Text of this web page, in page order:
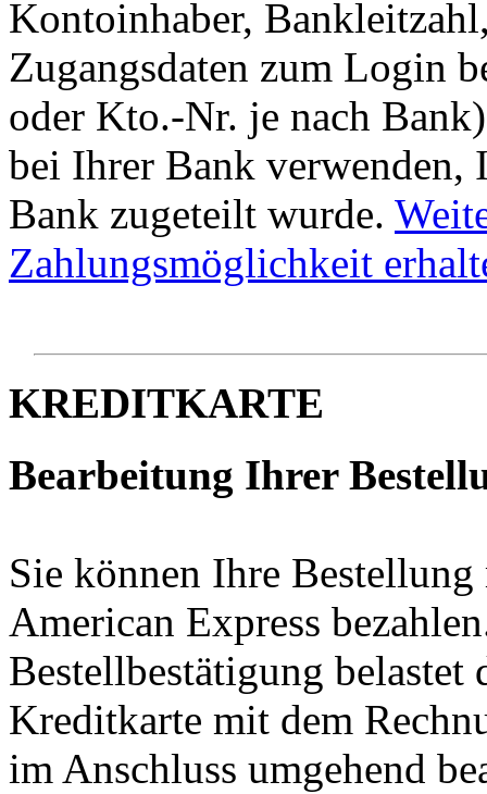
Kontoinhaber,
Zugangsdaten zum Login
oder Kto.-Nr. je nach
bei Ihrer Bank
Bank zugeteilt wurde.
Zahlungsmöglichkeit
KREDITKARTE
Bearbeitung Ihrer
Sie können Ihre
American Express
Bestellbestätigung
Kreditkarte mit dem
im Anschluss umgehend